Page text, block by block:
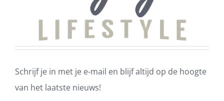
Schrijf je in met je e-mail en blijf altijd op de hoogte
van het laatste nieuws!